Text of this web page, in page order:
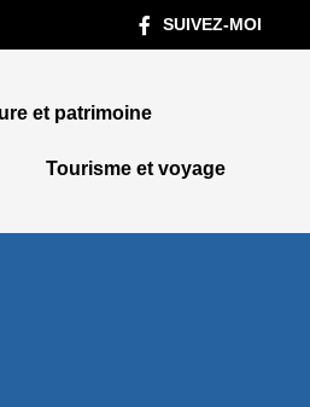
SUIVEZ-MOI
et patrimoine
Tourisme et voyage